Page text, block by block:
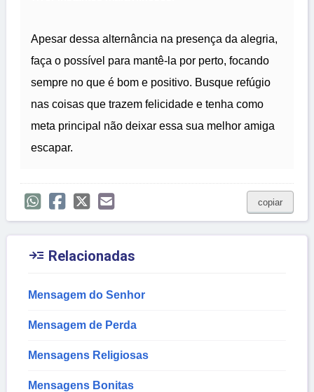
Apesar dessa alternância na presença da alegria,
faça o possível para mantê-la por perto, focando
sempre no que é bom e positivo. Busque refúgio
nas coisas que trazem felicidade e tenha como
meta principal não deixar essa sua melhor amiga
escapar.
copiar
 Relacionadas
Mensagem do Senhor
Mensagem de Perda
Mensagens Religiosas
Mensagens Bonitas